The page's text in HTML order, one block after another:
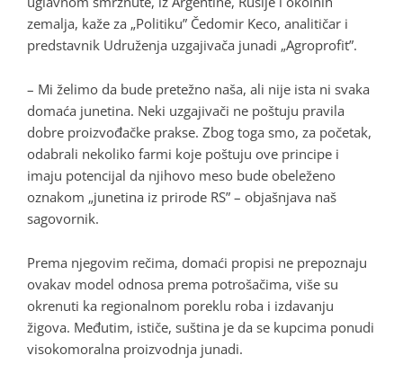
zemalja, kaže za „Politiku” Čedomir Keco, analitičar i
predstavnik Udruženja uzgajivača junadi „Agroprofit”.
– Mi želimo da bude pretežno naša, ali nije ista ni svaka
domaća junetina. Neki uzgajivači ne poštuju pravila
dobre proizvođačke prakse. Zbog toga smo, za početak,
odabrali nekoliko farmi koje poštuju ove principe i
imaju potencijal da njihovo meso bude obeleženo
oznakom „junetina iz prirode RS” – objašnjava naš
sagovornik.
Prema njegovim rečima, domaći propisi ne prepoznaju
ovakav model odnosa prema potrošačima, više su
okrenuti ka regionalnom poreklu roba i izdavanju
žigova. Međutim, ističe, suština je da se kupcima ponudi
visokomoralna proizvodnja junadi.